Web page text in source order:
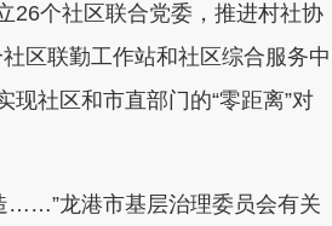
26个社区联合党委，推进村社协
区联勤工作站和社区综合服务中
现社区和市直部门的“零距离”对
……”龙港市基层治理委员会有关